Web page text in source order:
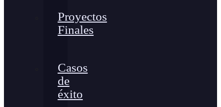
Proyectos
Finales
Casos
de
éxito